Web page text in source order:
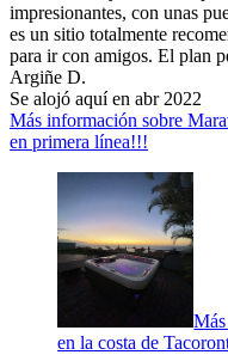
impresionantes, con unas
es un sitio totalmente
para ir con amigos. El plan
Argiñe D.
Se alojó aquí en abr 2022
Más información sobre
en primera línea!!!
en la costa de